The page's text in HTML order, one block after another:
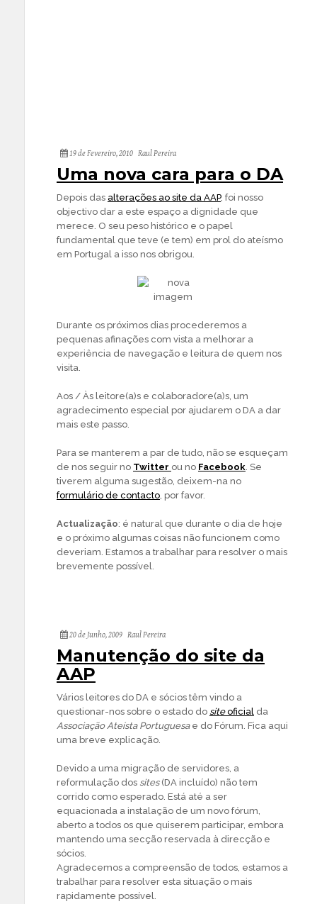
19 de Fevereiro, 2010 Raul Pereira
Uma nova cara para o DA
Depois das alterações ao site da AAP, foi nosso
objectivo dar a este espaço a dignidade que
merece. O seu peso histórico e o papel
fundamental que teve (e tem) em prol do ateísmo
em Portugal a isso nos obrigou.
Durante os próximos dias procederemos a
pequenas afinações com vista a melhorar a
experiência de navegação e leitura de quem nos
visita.
Aos / Às leitore(a)s e colaboradore(a)s, um
agradecimento especial por ajudarem o DA a dar
mais este passo.
Para se manterem a par de tudo, não se esqueçam
de nos seguir no Twitter ou no Facebook . Se
tiverem alguma sugestão, deixem-na no
formulário de contacto , por favor.
Actualização: é natural que durante o dia de hoje
e o próximo algumas coisas não funcionem como
deveriam. Estamos a trabalhar para resolver o mais
brevemente possível.
20 de Junho, 2009 Raul Pereira
Manutenção do site da
AAP
Vários leitores do DA e sócios têm vindo a
questionar-nos sobre o estado do siteoficial da
Associação Ateísta Portuguesae do Fórum. Fica aqui
uma breve explicação.
Devido a uma migração de servidores, a
reformulação dos sites(DA incluído) não tem
corrido como esperado. Está até a ser
equacionada a instalação de um novo fórum,
aberto a todos os que quiserem participar, embora
mantendo uma secção reservada à direcção e
sócios.
Agradecemos a compreensão de todos, estamos a
trabalhar para resolver esta situação o mais
rapidamente possível.